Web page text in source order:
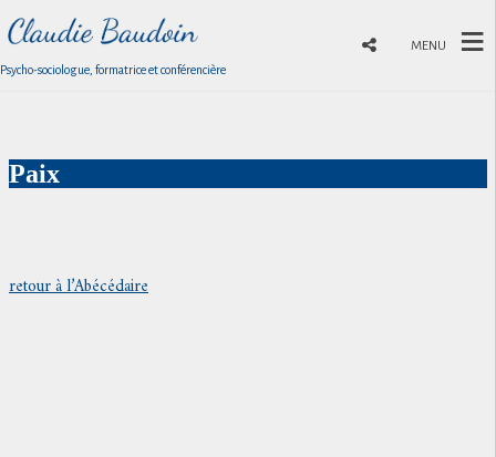
Psycho-sociologue, formatrice et conférencière
MENU
Paix
retour à l’Abécédaire